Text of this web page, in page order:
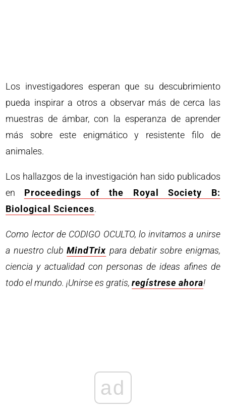
Los investigadores esperan que su descubrimiento
pueda inspirar a otros a observar más de cerca las
muestras de ámbar, con la esperanza de aprender
más sobre este enigmático y resistente filo de
animales.
Los hallazgos de la investigación han sido publicados
en Proceedings of the Royal Society B:
Biological Sciences.
Como lector de CODIGO OCULTO, lo invitamos a unirse
a nuestro clubMindTrix para debatir sobre enigmas,
ciencia y actualidad con personas de ideas afines de
todo el mundo. ¡Unirse es gratis,regístrese ahora!
ad